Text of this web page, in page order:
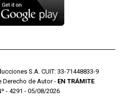
S.A. CUIT: 33-71448833-9
Derecho de Autor - EN TRÁMITE
- 4291 - 05/08/2026